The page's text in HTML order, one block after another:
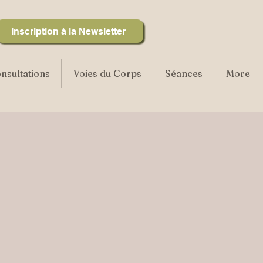
Inscription à la Newsletter
Voies du Corps Séances More